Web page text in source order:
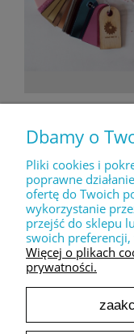
Dbamy o
Pliki cookies i
poprawne
ofertę do Twoich
wykorzystanie
przejść do sklepu
swoich
Więcej o plikach
prywatności.